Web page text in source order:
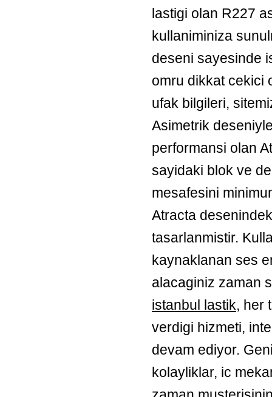
lastigi olan R227
kullaniminiza
deseni sayesinde
omru dikkat cekici
ufak bilgileri,
Asimetrik
performansi olan
sayidaki blok ve
mesafesini
Atracta
tasarlanmistir.
kaynaklanan ses
alacaginiz zaman
istanbul lastik, her
verdigi hizmeti,
devam ediyor.
kolayliklar, ic